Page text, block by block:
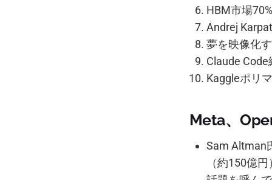
HBM市場
Andrej
夢を映像化
Claude
Kaggleポリ
Meta、
Sam Altman
（約150億